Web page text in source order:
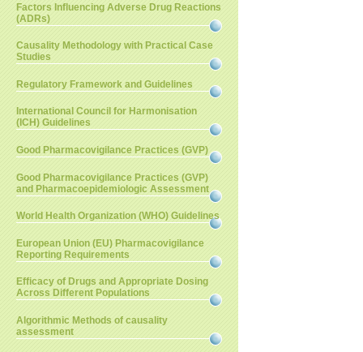
Factors Influencing Adverse Drug Reactions
(ADRs)
Causality Methodology with Practical Case
Studies
Regulatory Framework and Guidelines
International Council for Harmonisation
(ICH) Guidelines
Good Pharmacovigilance Practices (GVP)
Good Pharmacovigilance Practices (GVP)
and Pharmacoepidemiologic Assessment
World Health Organization (WHO) Guidelines
European Union (EU) Pharmacovigilance
Reporting Requirements
Efficacy of Drugs and Appropriate Dosing
Across Different Populations
Algorithmic Methods of causality
assessment